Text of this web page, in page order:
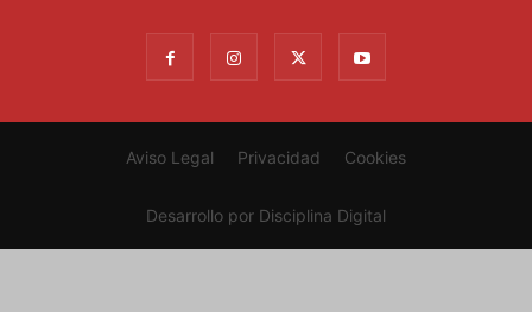
Aviso Legal Privacidad Cookies
Desarrollo por Disciplina Digital